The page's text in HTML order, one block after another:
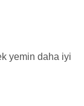
yemin daha iyi